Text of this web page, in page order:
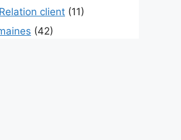
client (11)
(42)